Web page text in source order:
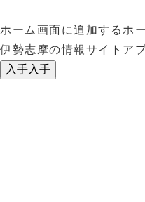
ホーム画面に追加するホ
伊勢志摩の情報サイトア
入手入手